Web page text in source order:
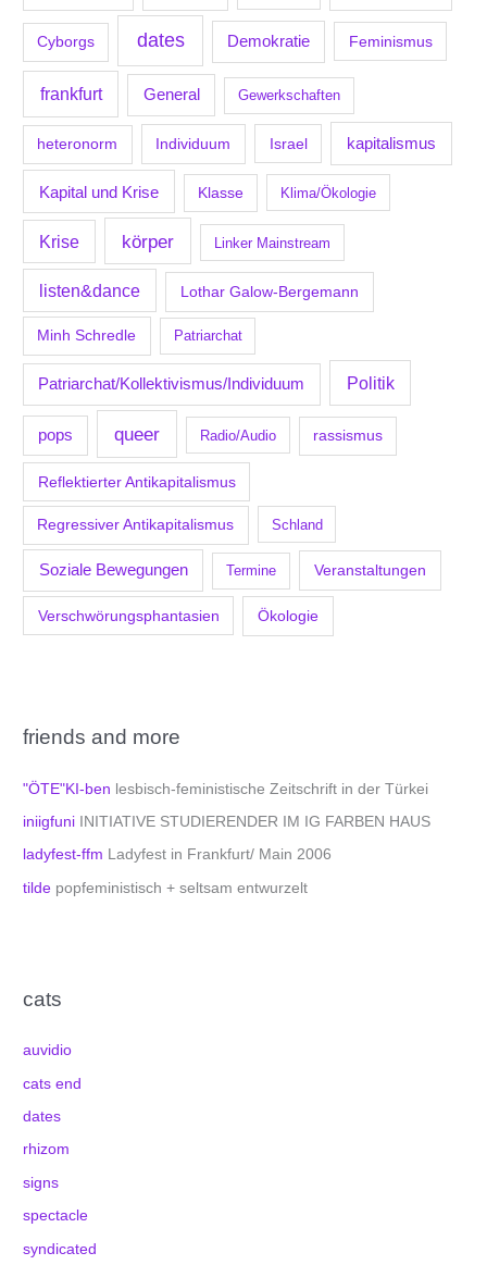
Cyborgs dates Demokratie Feminismus
frankfurt General Gewerkschaften
heteronorm Individuum Israel kapitalismus
Kapital und Krise Klasse Klima/Ökologie
Krise körper Linker Mainstream
listen&dance Lothar Galow-Bergemann
Minh Schredle Patriarchat
Patriarchat/Kollektivismus/Individuum Politik
pops queer Radio/Audio rassismus
Reflektierter Antikapitalismus
Regressiver Antikapitalismus Schland
Soziale Bewegungen Termine Veranstaltungen
Verschwörungsphantasien Ökologie
friends and more
"ÖTE"KI-ben lesbisch-feministische Zeitschrift in der Türkei
iniigfuni INITIATIVE STUDIERENDER IM IG FARBEN HAUS
ladyfest-ffm Ladyfest in Frankfurt/ Main 2006
tilde popfeministisch + seltsam entwurzelt
cats
auvidio
cats end
dates
rhizom
signs
spectacle
syndicated